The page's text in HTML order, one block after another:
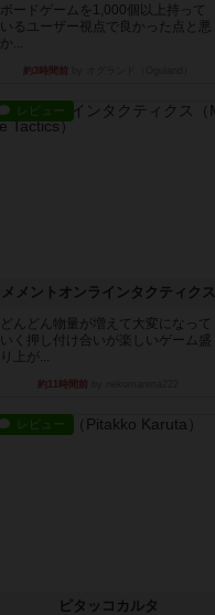
ボードゲームを1,000個以上持って
いるユーザー視点で良かった点と悪
か...
約3時間前
レビュー
メメントオンラインタクティクス
どんどん物量が増えて大変になって
いく押し付け合いが楽しいゲーム盛
り上が...
約11時間前
レビュー
ピタッコカルタ